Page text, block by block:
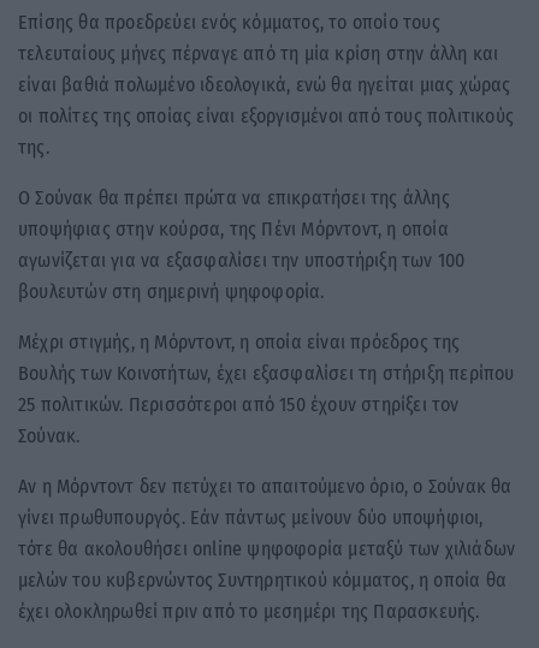
Επίσης θα προεδρεύει ενός κόμματος, το οποίο τους
τελευταίους μήνες πέρναγε από τη μία κρίση στην άλλη και
είναι βαθιά πολωμένο ιδεολογικά, ενώ θα ηγείται μιας χώρας
οι πολίτες της οποίας είναι εξοργισμένοι από τους πολιτικούς
της.
Ο Σούνακ θα πρέπει πρώτα να επικρατήσει της άλλης
υποψήφιας στην κούρσα, της Πένι Μόρντοντ, η οποία
αγωνίζεται για να εξασφαλίσει την υποστήριξη των 100
βουλευτών στη σημερινή ψηφοφορία.
Μέχρι στιγμής, η Μόρντοντ, η οποία είναι πρόεδρος της
Βουλής των Κοινοτήτων, έχει εξασφαλίσει τη στήριξη περίπου
25 πολιτικών. Περισσότεροι από 150 έχουν στηρίξει τον
Σούνακ.
Αν η Μόρντοντ δεν πετύχει το απαιτούμενο όριο, ο Σούνακ θα
γίνει πρωθυπουργός. Εάν πάντως μείνουν δύο υποψήφιοι,
τότε θα ακολουθήσει online ψηφοφορία μεταξύ των χιλιάδων
μελών του κυβερνώντος Συντηρητικού κόμματος, η οποία θα
έχει ολοκληρωθεί πριν από το μεσημέρι της Παρασκευής.